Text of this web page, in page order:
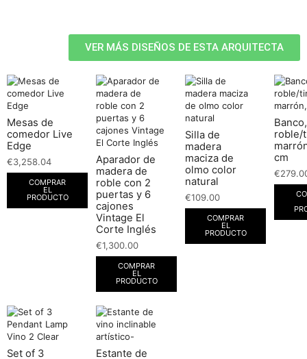
VER MÁS DISEÑOS DE ESTA ARQUITECTA
Mesas de
comedor Live
Edge
€3,258.04
COMPRAR
EL
PRODUCTO
Aparador de
madera de
roble con 2
puertas y 6
cajones
Vintage El
Corte Inglés
€1,300.00
COMPRAR
EL
PRODUCTO
Silla de
madera
maciza de
olmo color
natural
€109.00
COMPRAR
EL
PRODUCTO
roble/
cm
€
Set of 3
Estante de